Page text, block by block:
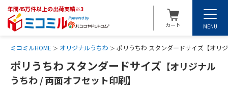
年間45万件以上の出荷実績※3
カート MENU
ミコミルHOME オリジナルうちわ ポリうちわ スタンダードサイズ【オリ
ポリうちわ スタンダードサイズ【オリジナル
うちわ / 両面オフセット印刷】